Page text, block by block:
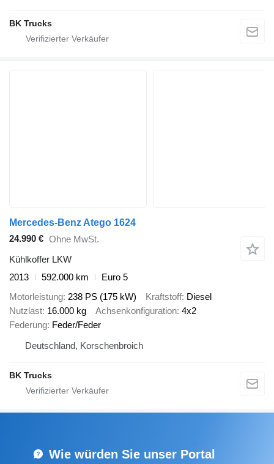
BK Trucks
Mercedes-Benz Atego 1624
24.990 € Ohne MwSt.
Kühlkoffer LKW
2013
592.000 km
Euro 5
Motorleistung 238 PS (175 kW) Kraftstoff Diesel
Nutzlast 16.000 kg Achsenkonfiguration 4x2
Federung Feder/Feder
Deutschland, Korschenbroich
BK Trucks
Wie würden Sie unser Portal